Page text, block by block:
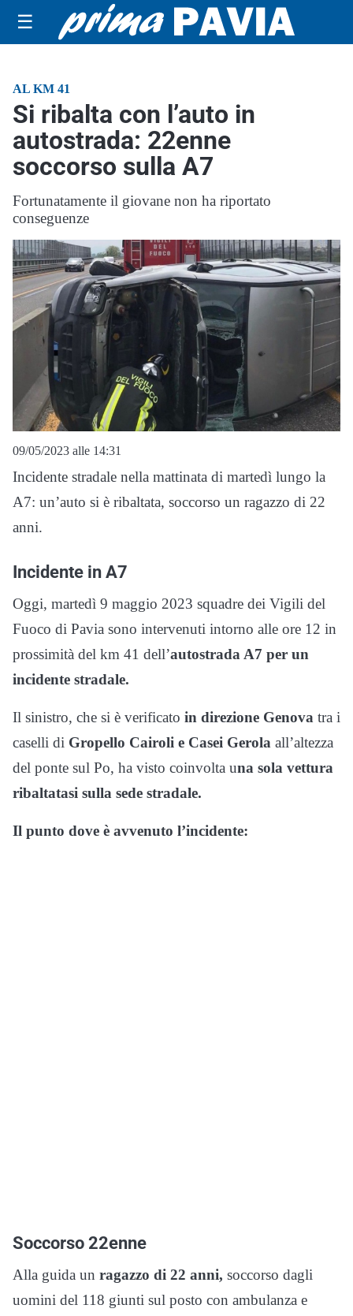
☰
AL KM 41
Si ribalta con l’auto in
autostrada: 22enne
soccorso sulla A7
Fortunatamente il giovane non ha riportato
conseguenze
09/05/2023 alle 14:31
Incidente stradale nella mattinata di martedì lungo la
A7: un’auto si è ribaltata, soccorso un ragazzo di 22
anni.
Incidente in A7
Oggi, martedì 9 maggio 2023 squadre dei Vigili del
Fuoco di Pavia sono intervenuti intorno alle ore 12 in
prossimità del km 41 dell’autostrada A7 per un
incidente stradale.
Il sinistro, che si è verificato in direzione Genova tra i
caselli di Gropello Cairoli e Casei Gerola all’altezza
del ponte sul Po, ha visto coinvolta una sola vettura
ribaltatasi sulla sede stradale.
Il punto dove è avvenuto l’incidente:
Soccorso 22enne
Alla guida un ragazzo di 22 anni, soccorso dagli
uomini del 118 giunti sul posto con ambulanza e